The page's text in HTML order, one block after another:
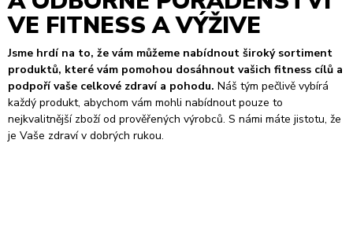
VE FITNESS A VÝŽIVE
Jsme hrdí na to, že vám můžeme nabídnout široký sortiment
produktů, které vám pomohou dosáhnout vašich fitness cílů a
podpoří vaše celkové zdraví a pohodu. Náš tým pečlivě vybírá
každý produkt, abychom vám mohli nabídnout pouze to
nejkvalitnější zboží od prověřených výrobců. S námi máte jistotu, že
je Vaše zdraví v dobrých rukou.